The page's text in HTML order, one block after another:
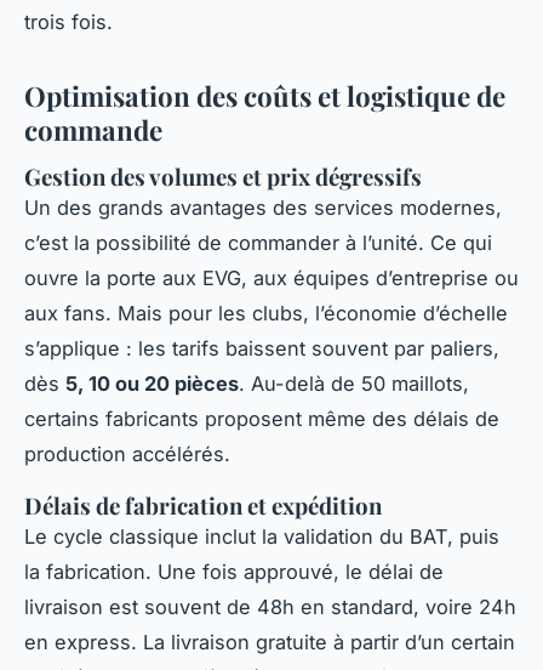
trois fois.
Optimisation des coûts et logistique de
commande
Gestion des volumes et prix dégressifs
Un des grands avantages des services modernes,
c’est la possibilité de commander à l’unité. Ce qui
ouvre la porte aux EVG, aux équipes d’entreprise ou
aux fans. Mais pour les clubs, l’économie d’échelle
s’applique : les tarifs baissent souvent par paliers,
dès 5, 10 ou 20 pièces. Au-delà de 50 maillots,
certains fabricants proposent même des délais de
production accélérés.
Délais de fabrication et expédition
Le cycle classique inclut la validation du BAT, puis
la fabrication. Une fois approuvé, le délai de
livraison est souvent de 48h en standard, voire 24h
en express. La livraison gratuite à partir d’un certain